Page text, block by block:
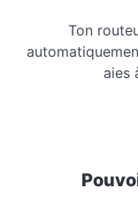
Ton
aies